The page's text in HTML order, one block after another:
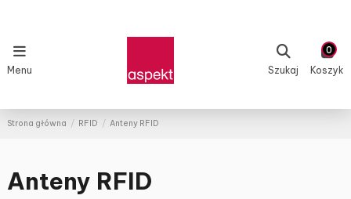
Menu Szukaj
0
Koszyk
Strona główna RFID Anteny RFID
Anteny RFID